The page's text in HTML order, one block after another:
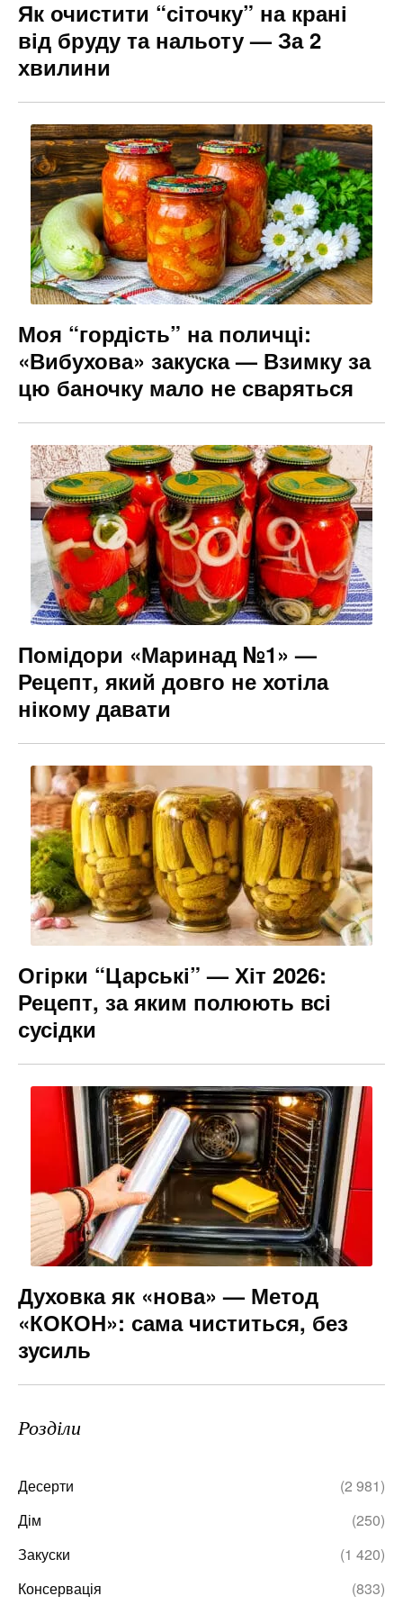
Як очистити “сіточку” на крані
від бруду та нальоту — За 2
хвилини
Моя “гордість” на поличці:
«Вибухова» закуска — Взимку за
цю баночку мало не сваряться
Помідори «Маринад №1» —
Рецепт, який довго не хотіла
нікому давати
Огірки “Царські” — Хіт 2026:
Рецепт, за яким полюють всі
сусідки
Духовка як «нова» — Метод
«КОКОН»: сама чиститься, без
зусиль
Розділи
Десерти
(2 981)
Дім
(250)
Закуски
(1 420)
Консервація
(833)